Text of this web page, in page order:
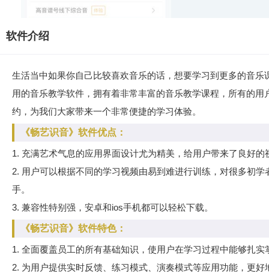
软件介绍
生活当中如果你自己比较喜欢音乐的话，想要学习到更多的音
用的音乐教学软件，拥有着非常丰富的音乐教学课程，所有的
约，为我们大家带来一个非常便捷的学习体验。
《畅艺识音》软件优点：
1. 充满艺术气息的应用界面设计尤为精美，给用户带来了良好的
2. 用户可以根据不同的学习视频由易到难进行训练，对很多初
手。
3. 兼容性特别强，安卓和ios手机都可以轻松下载。
《畅艺识音》软件特色：
1. 全面覆盖员工的所有基础知识，使用户在学习过程中能够扎
2. 为用户提供实时反馈、练习模式、演奏模式等应用功能，更